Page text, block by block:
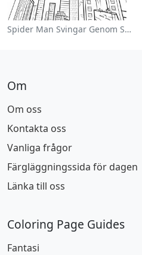
Spider Man Svingar Genom Staden Målarbild
Om
Om oss
Kontakta oss
Vanliga frågor
Färgläggningssida för dagen
Länka till oss
Coloring Page Guides
Fantasi